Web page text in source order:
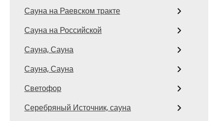
Сауна на Раевском тракте
Сауна на Российской
Сауна, Сауна
Сауна, Сауна
Светофор
Серебряный Источник, сауна